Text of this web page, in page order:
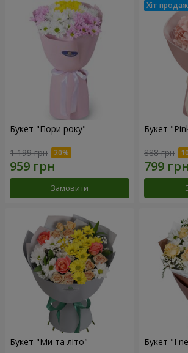
Букет "Пори року"
1 199 грн
Замовити
Букет
888 грн
Букет "Ми та літо" Букет "I